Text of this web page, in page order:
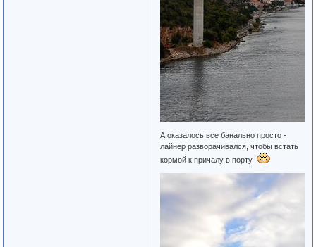
А оказалось все банально просто -
лайнер разворачивался, чтобы встать
кормой к причалу в порту